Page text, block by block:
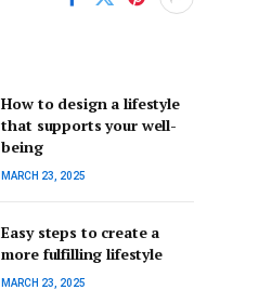
How to design a lifestyle
that supports your well-
being
MARCH 23, 2025
Easy steps to create a
more fulfilling lifestyle
MARCH 23, 2025